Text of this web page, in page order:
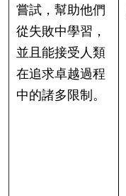
嘗試，幫助他們
從失敗中學習，
並且能接受人類
在追求卓越過程
中的諸多限制。